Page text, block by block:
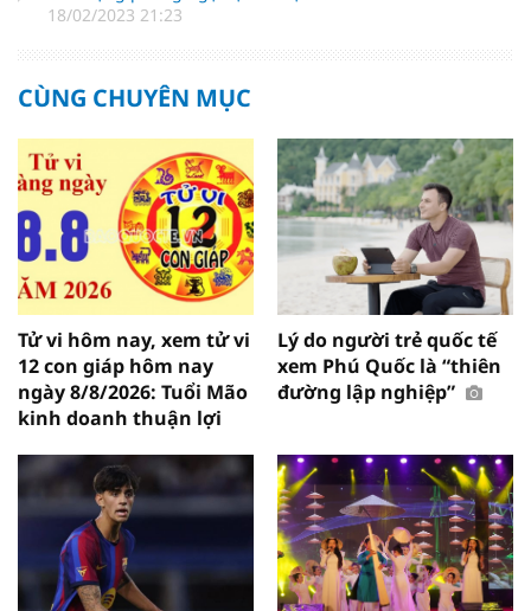
18/02/2023 21:23
CÙNG CHUYÊN MỤC
Tử vi hôm nay, xem tử vi
12 con giáp hôm nay
ngày 8/8/2026: Tuổi Mão
kinh doanh thuận lợi
Lý do người trẻ quốc tế
xem Phú Quốc là “thiên
đường lập nghiệp”